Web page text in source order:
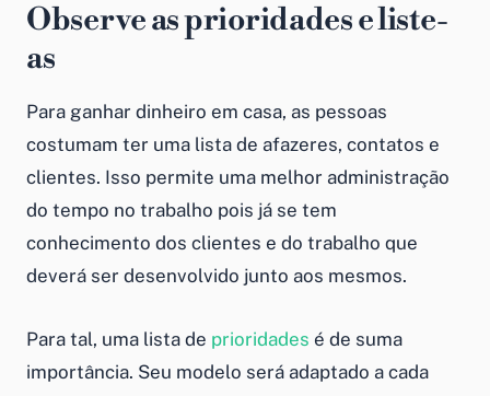
Observe as prioridades e liste-
as
Para ganhar dinheiro em casa, as pessoas
costumam ter uma lista de afazeres, contatos e
clientes. Isso permite uma melhor administração
do tempo no trabalho pois já se tem
conhecimento dos clientes e do trabalho que
deverá ser desenvolvido junto aos mesmos.
Para tal, uma lista de prioridades é de suma
importância. Seu modelo será adaptado a cada